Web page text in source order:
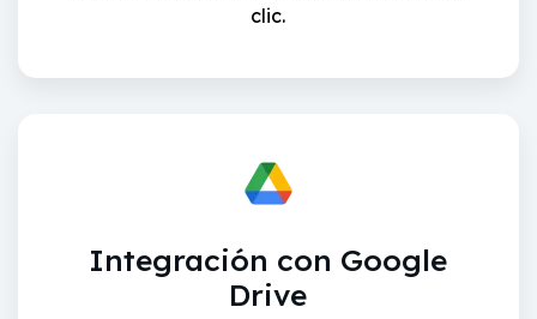
clic.
Integración con Google
Drive